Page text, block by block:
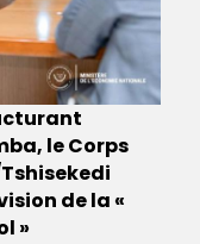
le Corps
de la «
»